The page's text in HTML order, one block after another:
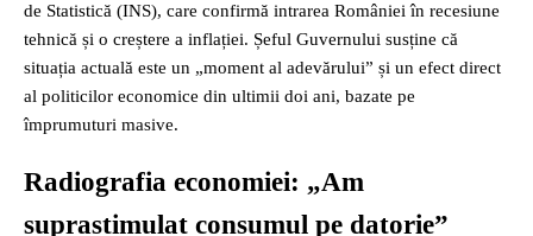
de Statistică (INS), care confirmă intrarea României în recesiune
tehnică și o creștere a inflației. Șeful Guvernului susține că
situația actuală este un „moment al adevărului” și un efect direct
al politicilor economice din ultimii doi ani, bazate pe
împrumuturi masive.
Radiografia economiei: „Am
suprastimulat consumul pe datorie”